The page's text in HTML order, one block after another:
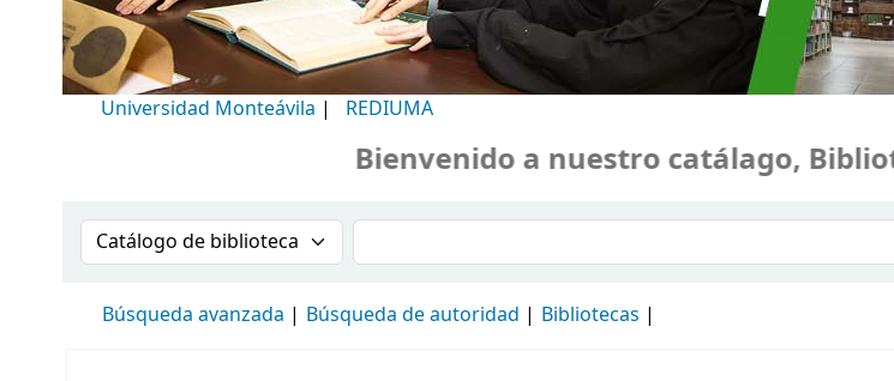
Universidad Monteávila | REDIUMA
Bienvenido a nuestro catálago,
Buscar en el catálogo por:Buscar en el catálogo
Búsqueda avanzada Búsqueda de autoridad Bibliotecas